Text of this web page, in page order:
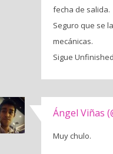
fecha de salida.
Seguro que se
mecánicas.
Sigue
Ángel Viñas
Muy chulo.